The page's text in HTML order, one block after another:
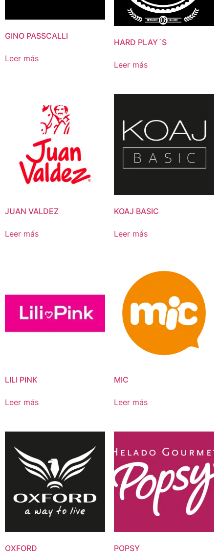
GINO PASSCALLI
Leer más
HARD PLAY´S
Leer más
JUAN VALDEZ
Leer más
KOAJ BASIC
Leer más
LILI PINK
Leer más
MIC
Leer más
OXFORD POPSY